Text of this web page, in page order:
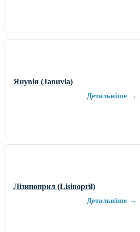
Янувія (Januvia)
Детальніше →
Лізиноприл (Lisinopril)
Детальніше →